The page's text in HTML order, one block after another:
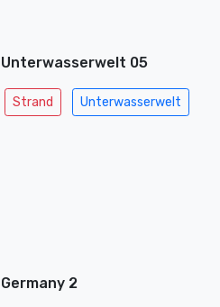
Unterwasserwelt 05
Strand Unterwasserwelt
Germany 2